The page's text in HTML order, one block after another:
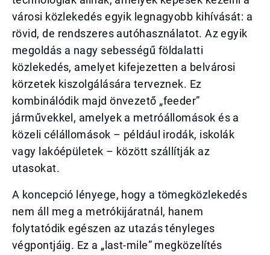
városi közlekedés egyik legnagyobb kihívását: a
rövid, de rendszeres autóhasználatot. Az egyik
megoldás a nagy sebességű földalatti
közlekedés, amelyet kifejezetten a belvárosi
körzetek kiszolgálására terveznek. Ez
kombinálódik majd önvezető „feeder”
járművekkel, amelyek a metróállomások és a
közeli célállomások – például irodák, iskolák
vagy lakóépületek – között szállítják az
utasokat.
A koncepció lényege, hogy a tömegközlekedés
nem áll meg a metrókijáratnál, hanem
folytatódik egészen az utazás tényleges
végpontjáig. Ez a „last-mile” megközelítés